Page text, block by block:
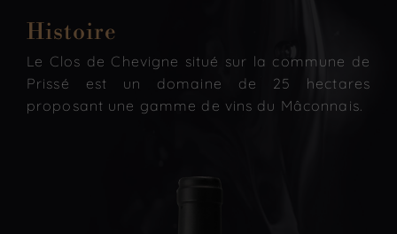
Histoire
Le Clos de Chevigne situé sur la commune de
Prissé est un domaine de 25 hectares
proposant une gamme de vins du Mâconnais.